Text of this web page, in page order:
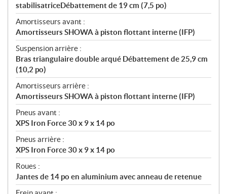
stabilisatriceDébattement de 19 cm (7,5 po)
Amortisseurs avant :
Amortisseurs SHOWA à piston flottant interne (IFP)
Suspension arrière :
Bras triangulaire double arqué Débattement de 25,9 cm
(10,2 po)
Amortisseurs arrière :
Amortisseurs SHOWA à piston flottant interne (IFP)
Pneus avant :
XPS Iron Force 30 x 9 x 14 po
Pneus arrière :
XPS Iron Force 30 x 9 x 14 po
Roues :
Jantes de 14 po en aluminium avec anneau de retenue